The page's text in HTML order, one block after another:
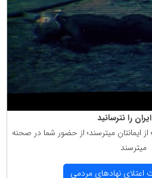
را نترسانید
ایمانتان میترسند؛ از حضور شما در صحنه
میترسند
نهادهای مردمی